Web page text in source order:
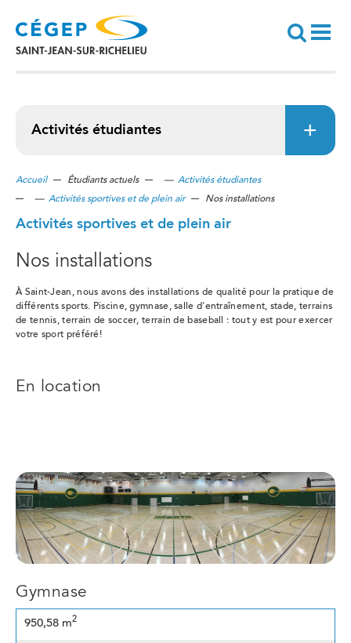
contenu
principal
Recherche
Activités étudiantes
Accueil Étudiants actuels — Activités étudiantes
— Activités sportives et de plein air Nos installations
Activités sportives et de plein air
Nos installations
À Saint-Jean, nous avons des installations de qualité pour la pratique de
différents sports. Piscine, gymnase, salle d'entraînement, stade, terrains
de tennis, terrain de soccer, terrain de baseball : tout y est pour exercer
votre sport préféré!
En location
Gymnase
950,58 m2